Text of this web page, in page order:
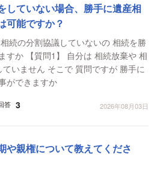
していない場合、勝手に遺産相
可能ですか？
相続の分割協議していないの 相続を勝
続放棄や 相
いません そこで 質問ですが 勝手に
ができますか
答 3 2026年08月03日
や親権について教えてくださ